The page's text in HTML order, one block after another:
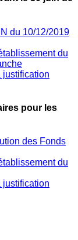
du 10/12/2019
du
justification
pour les
des Fonds
du
justification